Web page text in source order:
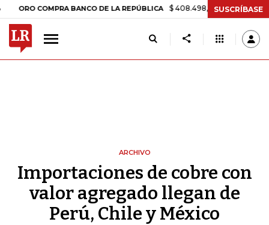
COMPRA BANCO DE LA REPÚBLICA $ 408.498,97 +$ 8.753,81
SUSCRÍBASE
ARCHIVO
Importaciones de cobre con
valor agregado llegan de
Perú, Chile y México